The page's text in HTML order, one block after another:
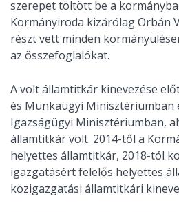
szerepet töltött be a
Kormányiroda kizárólag Orbán
részt vett minden
az összefoglalókat.
A volt államtitkár kinevezése
és Munkaügyi Minisztériumban
Igazságügyi Minisztériumban,
államtitkár volt. 2014-től a
helyettes államtitkár, 2018-tól
igazgatásért felelős helyettes
közigazgatási államtitkári